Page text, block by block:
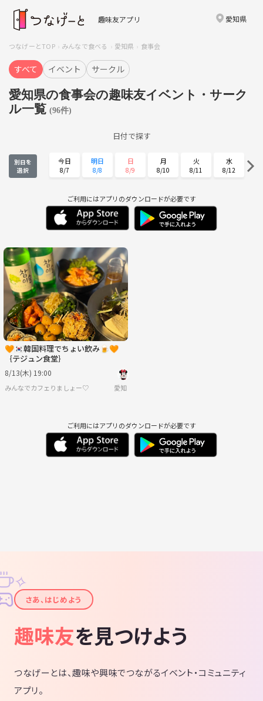
趣味友アプリ 愛知県
つなげーとTOP みんなで食べる 愛知県 食事会
すべて イベント サークル
愛知県の食事会の趣味友イベント・サーク
ル一覧 (96件)
日付で探す
別日を
選択
今日
8/7
明日
8/8
日
8/9
月
8/10
火
8/11
水
8/12
8/13 8/14 8/15 8/16 8/17
水
8/19
木
8/20
土
8/22
日
8/23
8/25 8/26 8/27
月
8/31
火
9/1
水
9/2
ご利用にはアプリのダウンロードが必要です
🧡🇰🇷韓国料理でちょい飲み🍺🧡
｛テジュン食堂｝
8/13(木) 19:00
みんなでカフェりましょー♡ 愛知
ご利用にはアプリのダウンロードが必要です
✦
✧
さあ、はじめよう
趣味友を見つけよう
つなげーとは、趣味や興味でつながるイベント・コミュニティ
アプリ。